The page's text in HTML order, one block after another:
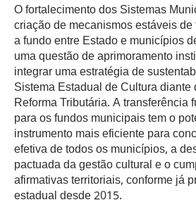
O fortalecimento dos Sistemas
criação de mecanismos estáveis
a fundo entre Estado e municípios
uma questão de aprimoramento
integrar uma estratégia de
Sistema Estadual de Cultura
Reforma Tributária. A transferência
para os fundos municipais tem o
instrumento mais eficiente para
efetiva de todos os municípios, a
pactuada da gestão cultural e o
afirmativas territoriais, conforme já
estadual desde 2015.